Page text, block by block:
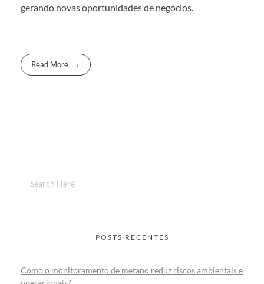
gerando novas oportunidades de negócios.
Read More
POSTS RECENTES
Como o monitoramento de metano reduz riscos ambientais e